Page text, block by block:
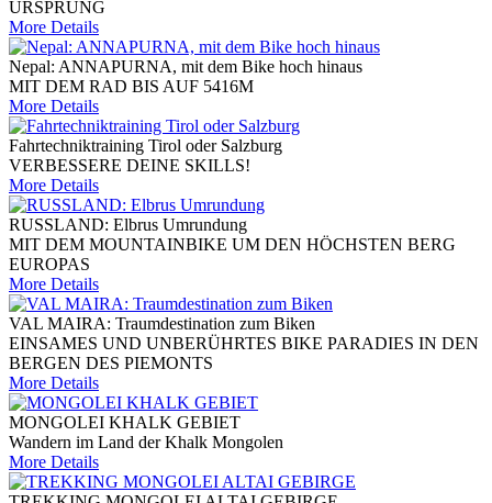
URSPRUNG
More Details
Nepal: ANNAPURNA, mit dem Bike hoch hinaus
MIT DEM RAD BIS AUF 5416M
More Details
Fahrtechniktraining Tirol oder Salzburg
VERBESSERE DEINE SKILLS!
More Details
RUSSLAND: Elbrus Umrundung
MIT DEM MOUNTAINBIKE UM DEN HÖCHSTEN BERG
EUROPAS
More Details
VAL MAIRA: Traumdestination zum Biken
EINSAMES UND UNBERÜHRTES BIKE PARADIES IN DEN
BERGEN DES PIEMONTS
More Details
MONGOLEI KHALK GEBIET
Wandern im Land der Khalk Mongolen
More Details